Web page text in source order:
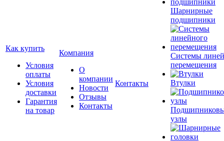
Как купить
Условия
оплаты
Условия
доставки
Гарантия
на товар
Компания
О
компании
Новости
Отзывы
Контакты
Контакты
Шарнирные
подшипники
Системы
перемещения
Втулки
узлы